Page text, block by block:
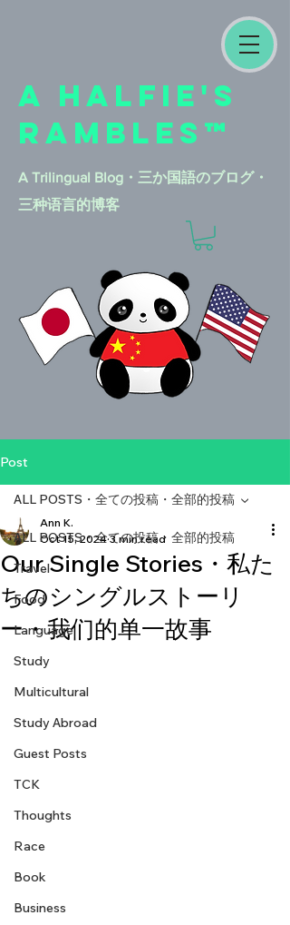
A HALFIE'S
RAMBLES™
A Trilingual Blog​・三か国語のブログ・
三种语言的博客
Post
ALL POSTS・全ての投稿・全部的投稿
Travel
Food
Language
Study
Multicultural
Study Abroad
Guest Posts
TCK
Thoughts
Race
Book
Business
ALL POSTS・全ての投稿・全部的投稿
Our Single Stories・私た
ちのシングルストーリ
ー・我们的单一故事
Ann K.
Oct 15, 2024 3 min read